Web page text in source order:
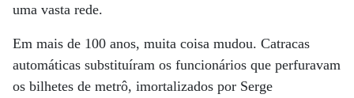
uma vasta rede.
Em mais de 100 anos, muita coisa mudou. Catracas
automáticas substituíram os funcionários que perfuravam
os bilhetes de metrô, imortalizados por Serge